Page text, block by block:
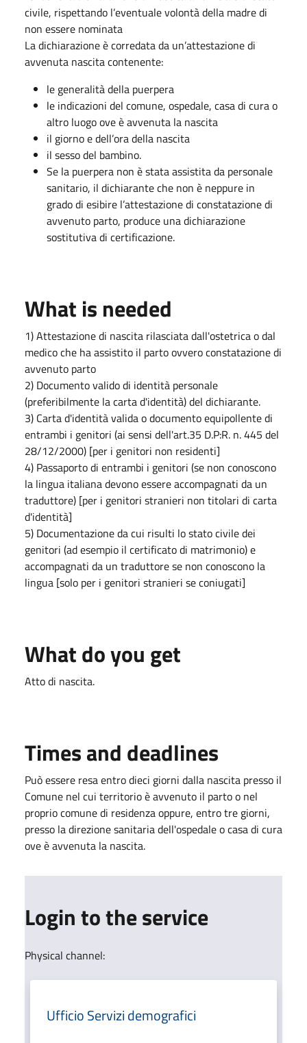
civile, rispettando l’eventuale volontà della madre di
non essere nominata
La dichiarazione è corredata da un’attestazione di
avvenuta nascita contenente:
le generalità della puerpera
le indicazioni del comune, ospedale, casa di cura o
altro luogo ove è avvenuta la nascita
il giorno e dell’ora della nascita
il sesso del bambino.
Se la puerpera non è stata assistita da personale
sanitario, il dichiarante che non è neppure in
grado di esibire l’attestazione di constatazione di
avvenuto parto, produce una dichiarazione
sostitutiva di certificazione.
What is needed
1) Attestazione di nascita rilasciata dall'ostetrica o dal
medico che ha assistito il parto ovvero constatazione di
avvenuto parto
2) Documento valido di identità personale
(preferibilmente la carta d'identità) del dichiarante.
3) Carta d'identità valida o documento equipollente di
entrambi i genitori (ai sensi dell'art.35 D.P:R. n. 445 del
28/12/2000) [per i genitori non residenti]
4) Passaporto di entrambi i genitori (se non conoscono
la lingua italiana devono essere accompagnati da un
traduttore) [per i genitori stranieri non titolari di carta
d'identità]
5) Documentazione da cui risulti lo stato civile dei
genitori (ad esempio il certificato di matrimonio) e
accompagnati da un traduttore se non conoscono la
lingua [solo per i genitori stranieri se coniugati]
What do you get
Atto di nascita.
Times and deadlines
Può essere resa entro dieci giorni dalla nascita presso il
Comune nel cui territorio è avvenuto il parto o nel
proprio comune di residenza oppure, entro tre giorni,
presso la direzione sanitaria dell'ospedale o casa di cura
ove è avvenuta la nascita.
Login to the service
Physical channel:
Ufficio Servizi demografici